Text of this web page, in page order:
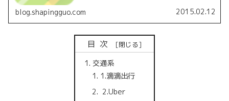
blog.shapingguo.com 2015.02.12
目次
交通系
1.滴滴出行
2.Uber